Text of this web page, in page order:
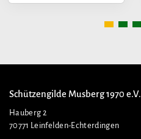
Schützengilde Musberg 1970 e.V.
Hauberg 2
70771 Leinfelden-Echterdingen